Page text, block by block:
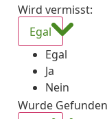
Wird vermisst:
Egal
Egal
Ja
Nein
Wurde Gefunden